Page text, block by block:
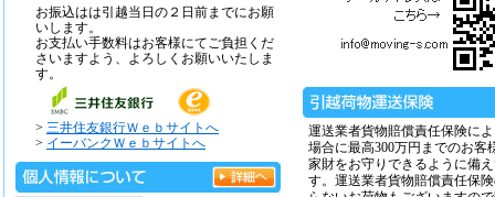
お振込はは引越当日の２日前までにお願
いします。
お支払い手数料はお客様にてご負担くだ
さいますよう、よろしくお願いいたしま
す。
> 三井住友銀行Ｗｅｂサイトへ
> イーバンクＷｅｂサイトへ
運送業者貨物賠償責任保険に
場合に最高300万円までのお客
家財をお守りできるように備
す。運送業者貨物賠償責任保